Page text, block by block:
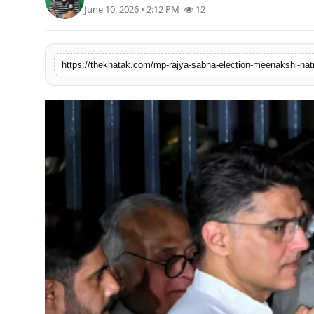
लाइफस्टाइल
अंतर्राष्ट्रीय
June 10, 2026 • 2:12 PM 12